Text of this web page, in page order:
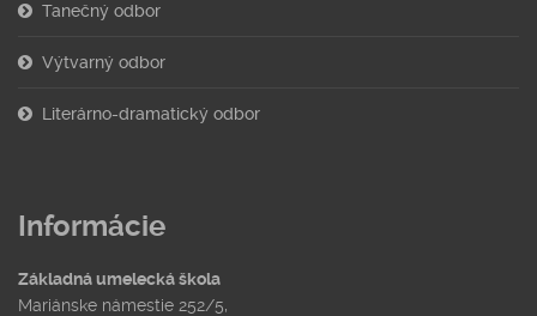
Tanečný odbor
Výtvarný odbor
Literárno-dramatický odbor
Informácie
Základná umelecká škola
Mariánske námestie 252/5,